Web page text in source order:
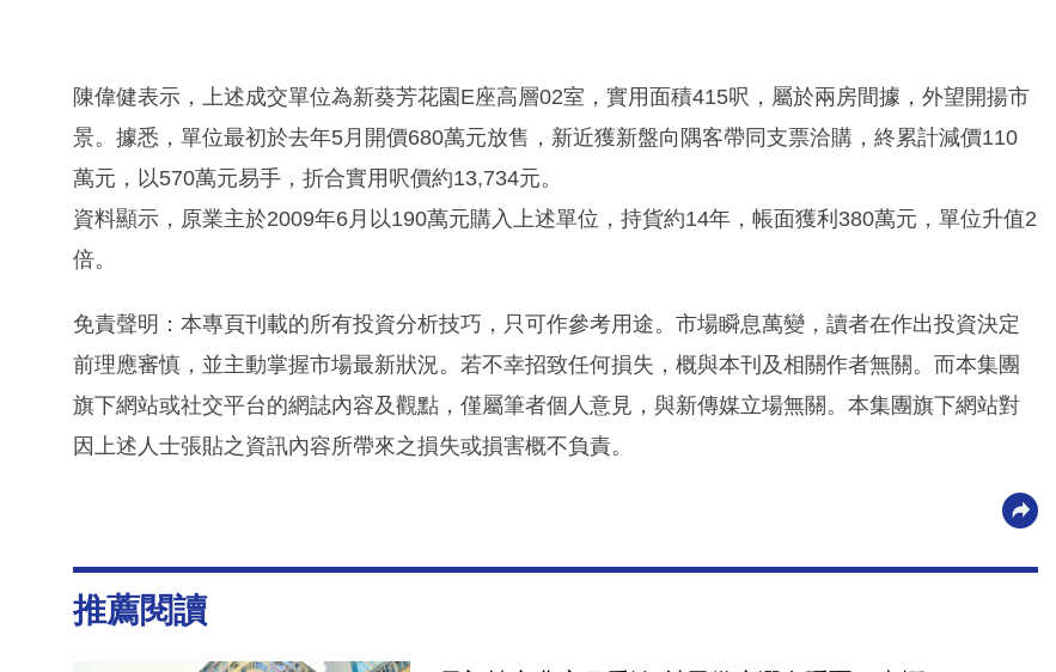
陳偉健表示，上述成交單位為新葵芳花園E座高層02室，實用面積415呎，屬於兩房間據，外望開揚市
景。據悉，單位最初於去年5月開價680萬元放售，新近獲新盤向隅客帶同支票洽購，終累計減價110
萬元，以570萬元易手，折合實用呎價約13,734元。
資料顯示，原業主於2009年6月以190萬元購入上述單位，持貨約14年，帳面獲利380萬元，單位升值2
倍。
免責聲明：本專頁刊載的所有投資分析技巧，只可作參考用途。市場瞬息萬變，讀者在作出投資決定
前理應審慎，並主動掌握市場最新狀況。若不幸招致任何損失，概與本刊及相關作者無關。而本集團
旗下網站或社交平台的網誌內容及觀點，僅屬筆者個人意見，與新傳媒立場無關。本集團旗下網站對
因上述人士張貼之資訊內容所帶來之損失或損害概不負責。
推薦閱讀